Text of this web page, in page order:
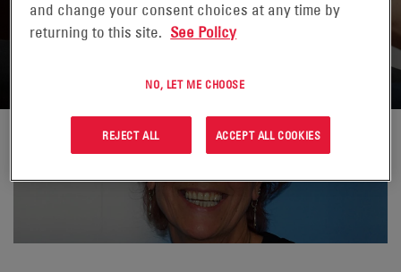
TORNA A CONTATTI
and change your consent choices at any time by
returning to this site. See Policy
NO, LET ME CHOOSE
REJECT ALL ACCEPT ALL COOKIES